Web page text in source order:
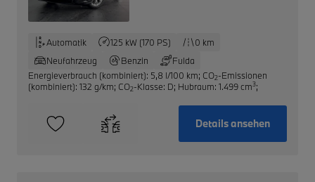
Automatik 125 kW (170 PS)
0 km
Neufahrzeug
Benzin
Fulda
Energieverbrauch (kombiniert): 5,8 l/100 km; CO2-Emissionen
(kombiniert): 132 g/km; CO2-Klasse: D; Hubraum: 1.499 cm3;
Details ansehen